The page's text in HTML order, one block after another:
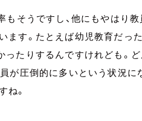
もそうですし、他にもやはり
す。たとえば幼児教育だった
たりするんですけれども。
が圧倒的に多いという状況に
ね。